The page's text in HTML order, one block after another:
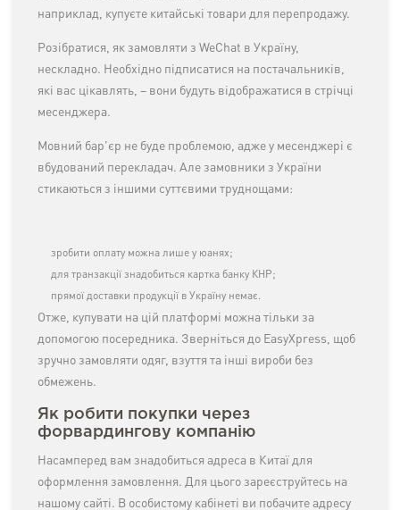
наприклад, купуєте китайські товари для перепродажу.
Розібратися, як замовляти з WeChat в Україну,
нескладно. Необхідно підписатися на постачальників,
які вас цікавлять, – вони будуть відображатися в стрічці
месенджера.
Мовний бар'єр не буде проблемою, адже у месенджері є
вбудований перекладач. Але замовники з України
стикаються з іншими суттєвими труднощами:
зробити оплату можна лише у юанях;
для транзакції знадобиться картка банку КНР;
прямої доставки продукції в Україну немає.
Отже, купувати на цій платформі можна тільки за
допомогою посередника. Зверніться до EasyXpress, щоб
зручно замовляти одяг, взуття та інші вироби без
обмежень.
Як робити покупки через
форвардингову компанію
Насамперед вам знадобиться адреса в Китаї для
оформлення замовлення. Для цього зареєструйтесь на
нашому сайті. В особистому кабінеті ви побачите адресу